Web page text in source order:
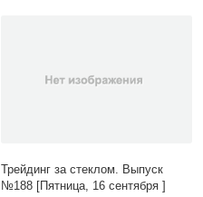
Трейдинг за стеклом. Выпуск
№188 [Пятница, 16 сентября ]